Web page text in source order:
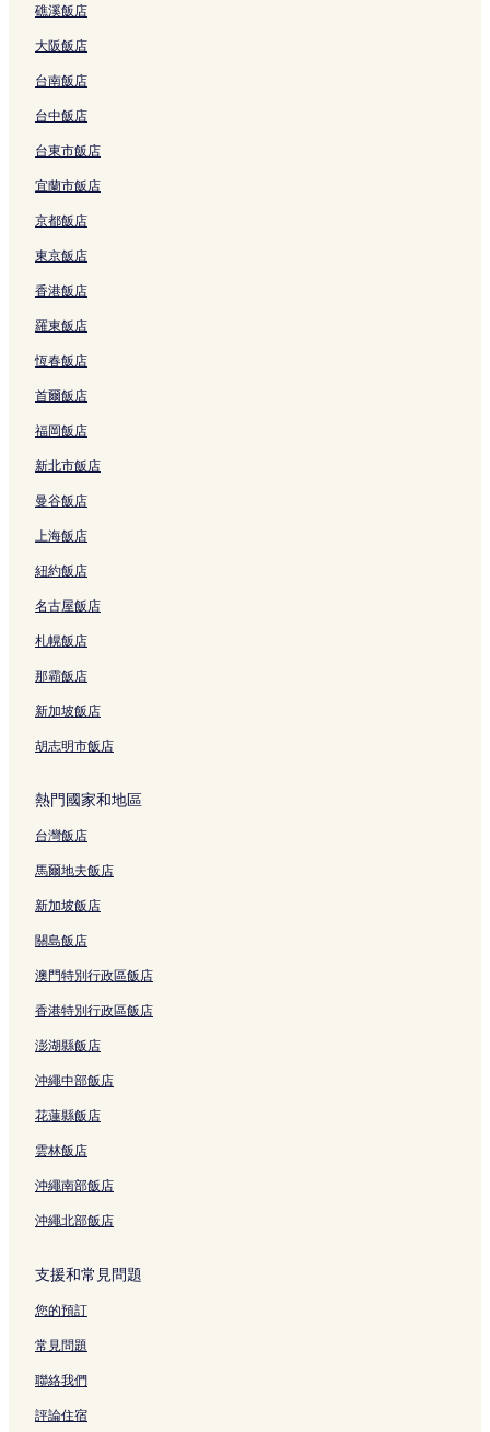
代官山町飯店
新宿飯店
國立代代木競技場附近的飯店
螺旋綜合文化設施附近的飯店
澀谷區觸合植物中心附近的飯店
莫亞伊像附近的飯店
澀谷飯店
澀谷站附近的飯店
明治神宮前附近的飯店
原宿站附近的飯店
路易威登大樓附近的飯店
鶯谷町飯店
世田谷的設有廚房的飯店
世田谷的平價飯店
東京的設有游泳池的飯店
東京的Spa 飯店
東京的親子飯店
東京的奢華飯店
東京的寵物友善飯店
東京的方便購物的飯店
東京的溫泉飯店
東京的提供免費早餐的飯店
東京的設有廚房的飯店
東京的性別友善飯店
中央區的提供免費早餐的飯店
中央區的寵物友善飯店
千代田的設有健身中心的飯店
千代田的精品飯店
礁溪飯店
大阪飯店
台南飯店
台中飯店
台東市飯店
宜蘭市飯店
京都飯店
東京飯店
香港飯店
羅東飯店
恆春飯店
首爾飯店
福岡飯店
新北市飯店
曼谷飯店
上海飯店
紐約飯店
名古屋飯店
札幌飯店
那霸飯店
新加坡飯店
胡志明市飯店
熱門國家和地區
台灣飯店
馬爾地夫飯店
新加坡飯店
關島飯店
澳門特別行政區飯店
香港特別行政區飯店
澎湖縣飯店
沖繩中部飯店
花蓮縣飯店
雲林飯店
沖繩南部飯店
沖繩北部飯店
支援和常見問題
您的預訂
常見問題
聯絡我們
評論住宿